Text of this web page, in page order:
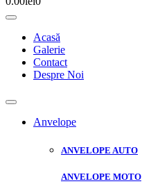
Acasă
Galerie
Contact
Despre Noi
Anvelope
ANVELOPE AUTO
ANVELOPE MOTO